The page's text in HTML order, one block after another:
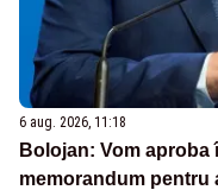
6 aug. 2026, 11:18
Bolojan: Vom
memorandum pentru